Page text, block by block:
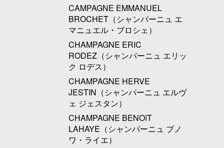
CAMPAGNE EMMANUEL
BROCHET（シャンパーニュ エ
マニュエル・ブロシェ）
CHAMPAGNE ERIC
RODEZ（シャンパーニュ エリッ
ク ロデス）
CHAMPAGNE HERVE
JESTIN（シャンパーニュ エルヴ
ェ ジェスタン）
CHAMPAGNE BENOîT
LAHAYE（シャンパーニュ ブノ
ワ・ライエ）